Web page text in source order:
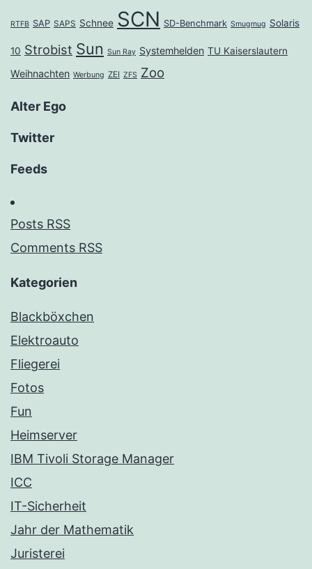
RTFB SAP SAPS Schnee SCN SD-Benchmark Smugmug Solaris
10 Strobist Sun Sun Ray Systemhelden TU Kaiserslautern
Weihnachten Werbung ZEI ZFS Zoo
Alter Ego
Twitter
Feeds
Posts RSS
Comments RSS
Kategorien
Blackböxchen
Elektroauto
Fliegerei
Fotos
Fun
Heimserver
IBM Tivoli Storage Manager
ICC
IT-Sicherheit
Jahr der Mathematik
Juristerei